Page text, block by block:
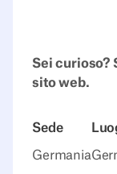
Sei curioso?
sito web.
Sede
Germania